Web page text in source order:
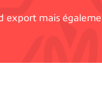
mais